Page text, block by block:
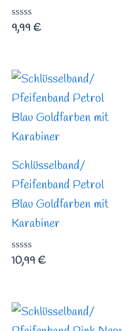
Bewertet
mit
9,99 €
Schlüsselband/
Pfeifenband Petrol
Blau Goldfarben mit
Karabiner
Bewertet
mit
10,99 €